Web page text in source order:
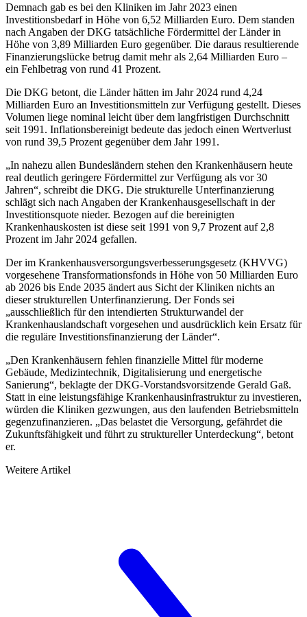
Demnach gab es bei den Kliniken im Jahr 2023 einen
Investitionsbedarf in Höhe von 6,52 Milliarden Euro. Dem standen
nach Angaben der DKG tatsächliche Fördermittel der Länder in
Höhe von 3,89 Milliarden Euro gegenüber. Die daraus resultierende
Finanzierungslücke betrug damit mehr als 2,64 Milliarden Euro –
ein Fehlbetrag von rund 41 Prozent.
Die DKG betont, die Länder hätten im Jahr 2024 rund 4,24
Milliarden Euro an Investitionsmitteln zur Verfügung gestellt. Dieses
Volumen liege nominal leicht über dem langfristigen Durchschnitt
seit 1991. Inflationsbereinigt bedeute das jedoch einen Wertverlust
von rund 39,5 Prozent gegenüber dem Jahr 1991.
„In nahezu allen Bundesländern stehen den Krankenhäusern heute
real deutlich geringere Fördermittel zur Verfügung als vor 30
Jahren“, schreibt die DKG. Die strukturelle Unterfinanzierung
schlägt sich nach Angaben der Krankenhausgesellschaft in der
Investitionsquote nieder. Bezogen auf die bereinigten
Krankenhauskosten ist diese seit 1991 von 9,7 Prozent auf 2,8
Prozent im Jahr 2024 gefallen.
Der im Krankenhausversorgungsverbesserungsgesetz (KHVVG)
vorgesehene Transformationsfonds in Höhe von 50 Milliarden Euro
ab 2026 bis Ende 2035 ändert aus Sicht der Kliniken nichts an
dieser strukturellen Unterfinanzierung. Der Fonds sei
„ausschließlich für den intendierten Strukturwandel der
Krankenhauslandschaft vorgesehen und ausdrücklich kein Ersatz für
die reguläre Investitionsfinanzierung der Länder“.
„Den Krankenhäusern fehlen finanzielle Mittel für moderne
Gebäude, Medizintechnik, Digitalisierung und energetische
Sanierung“, beklagte der DKG-Vorstandsvorsitzende Gerald Gaß.
Statt in eine leistungsfähige Krankenhausinfrastruktur zu investieren,
würden die Kliniken gezwungen, aus den laufenden Betriebsmitteln
gegenzufinanzieren. „Das belastet die Versorgung, gefährdet die
Zukunftsfähigkeit und führt zu struktureller Unterdeckung“, betont
er.
Weitere Artikel